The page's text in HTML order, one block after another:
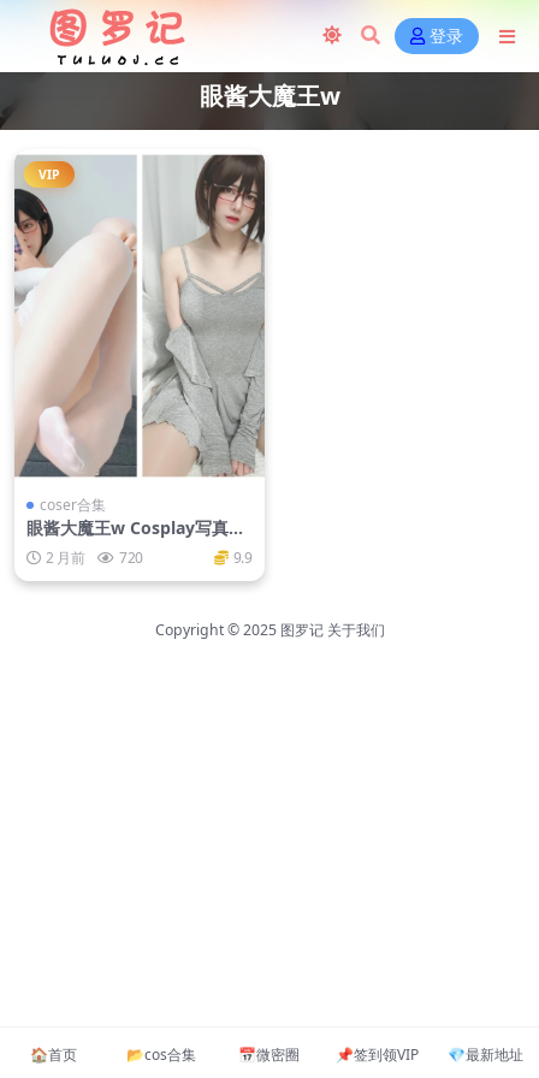
登录
眼酱大魔王w
VIP
coser合集
眼酱大魔王w Cosplay写真合
集 2 月前 720 9.9
Copyright © 2025 图罗记 关于我们
🏠️首页 📂cos合集 📅微密圈 📌签到领VIP 💎最新地址